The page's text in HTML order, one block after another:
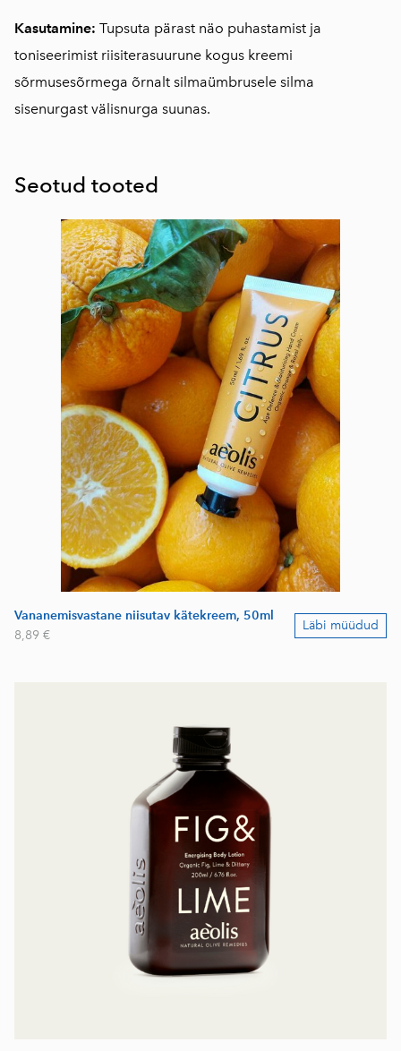
Kasutamine: Tupsuta pärast näo puhastamist ja
toniseerimist riisiterasuurune kogus kreemi
sõrmusesõrmega õrnalt silmaümbrusele silma
sisenurgast välisnurga suunas.
Seotud tooted
Vananemisvastane niisutav kätekreem, 50ml
8,89 €
Läbi müüdud